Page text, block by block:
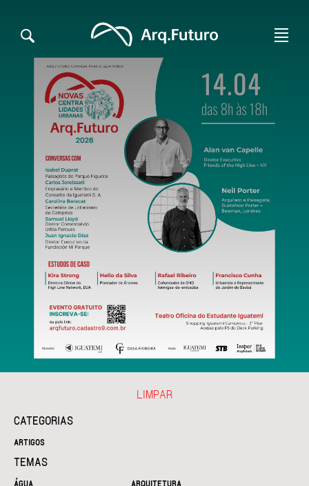
CATEGORIAS
ARTIGOS
TEMAS
ÁGUA
ARQUITETURA
LIMPAR